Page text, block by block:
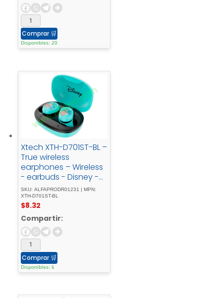
Comprar 🛒
Disponibles: 20
Xtech XTH-D701ST-BL –
True wireless
earphones – Wireless
- earbuds - Disney -
Stich - Blue
SKU: ALFAPRODR01231 | MPN:
XTH-D701ST-BL
$8.32
Compartir:
Comprar 🛒
Disponibles: 6